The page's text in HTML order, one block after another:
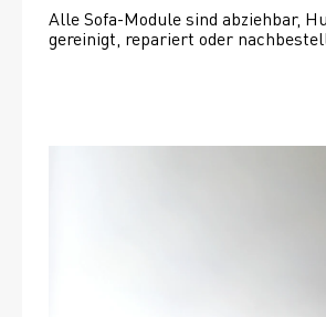
Alle Sofa-Module sind abziehbar,
gereinigt, repariert oder